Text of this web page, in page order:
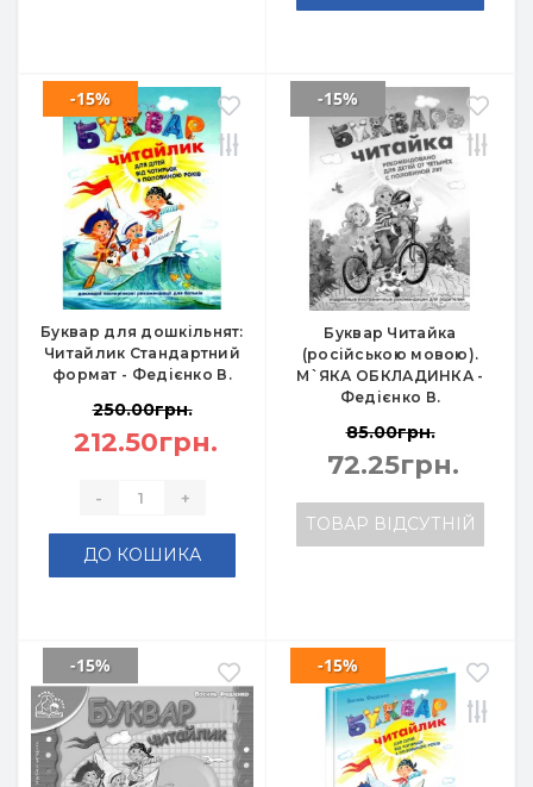
Буквар для дошкільнят:
Читайлик Стандартний
формат - Федієнко В.
-15%
250.00грн.
212.50грн.
- +
ДО КОШИКА
Буквар Читайка
(російською мовою).
М`ЯКА ОБКЛАДИНКА -
Федієнко В.
-15%
85.00грн.
72.25грн.
ТОВАР ВІДСУТНІЙ
-15% -15%